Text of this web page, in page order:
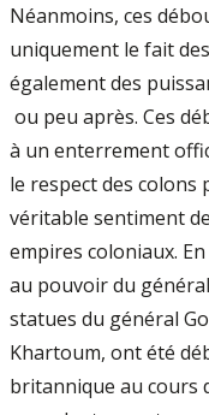
Néanmoins, ces
uniquement le fait
également des
ou peu après. Ces
à un enterrement
le respect des
véritable sentiment
empires coloniaux.
au pouvoir du
statues du général
Khartoum, ont été
britannique au cours